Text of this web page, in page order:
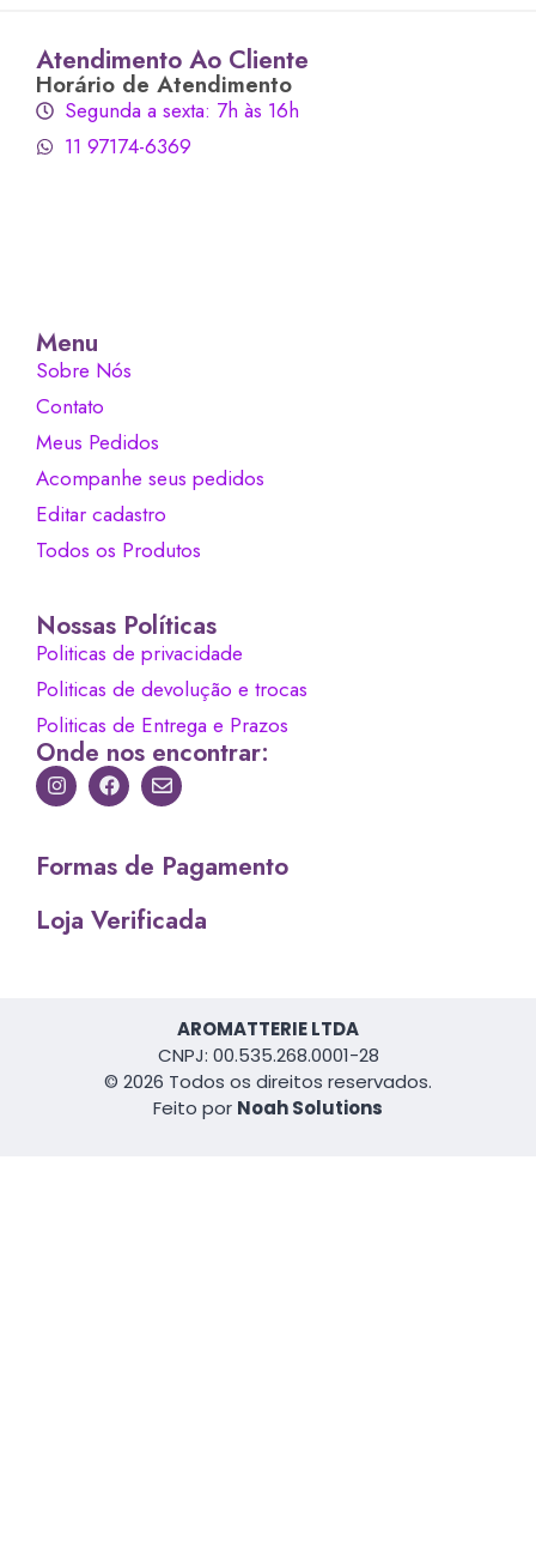
Atendimento Ao Cliente
Horário de Atendimento
Segunda a sexta: 7h às 16h
11 97174-6369
Menu
Sobre Nós
Contato
Meus Pedidos
Acompanhe seus pedidos
Editar cadastro
Todos os Produtos
Nossas Políticas
Politicas de privacidade
Politicas de devolução e trocas
Politicas de Entrega e Prazos
Onde nos encontrar:
Formas de Pagamento
Loja Verificada
AROMATTERIE LTDA
CNPJ: 00.535.268.0001-28
© 2026 Todos os direitos reservados.
Feito por Noah Solutions